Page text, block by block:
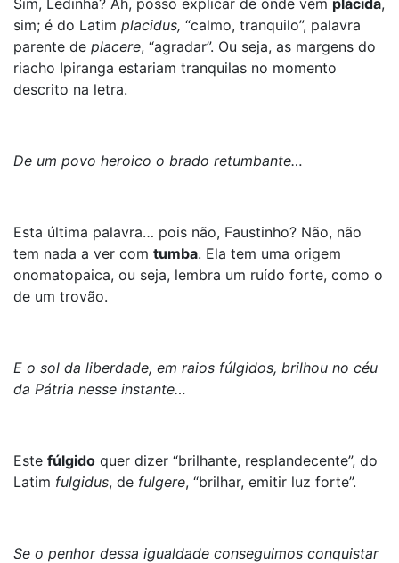
Sim, Ledinha? Ah, posso explicar de onde vem plácida,
sim; é do Latim placidus, “calmo, tranquilo”, palavra
parente de placere, “agradar”. Ou seja, as margens do
riacho Ipiranga estariam tranquilas no momento
descrito na letra.
De um povo heroico o brado retumbante…
Esta última palavra… pois não, Faustinho? Não, não
tem nada a ver com tumba. Ela tem uma origem
onomatopaica, ou seja, lembra um ruído forte, como o
de um trovão.
E o sol da liberdade, em raios fúlgidos, brilhou no céu
da Pátria nesse instante…
Este fúlgido quer dizer “brilhante, resplandecente”, do
Latim fulgidus, de fulgere, “brilhar, emitir luz forte”.
Se o penhor dessa igualdade conseguimos conquistar